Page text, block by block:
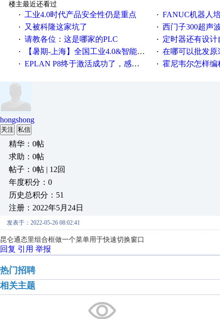
楼主最近还看过
·
工业4.0时代产品安全性仍是重点 · FANUC机器人
· 又被科隆这家坑了 · 西门子300超声波
· 请教各位：这是哪家的PLC · 定时器还有设
· 【暑期-上海】全国工业4.0&智能制造高级培训班通知！ · 在哪可以批发原装正品
· EPLAN P8终于激活成功了，感谢网上无私的高人！ · 霍尼韦尔怎样编
hongshong
关注 私信
精华：0帖
求助：0帖
帖子：0帖 | 12回
年度积分：0
历史总积分：51
注册：2022年5月24日
发表于：2022-05-26 08:02:41
昆仑通态里组合框做一个菜单用于快速切换窗口
回复 引用 举报
热门招聘
相关主题